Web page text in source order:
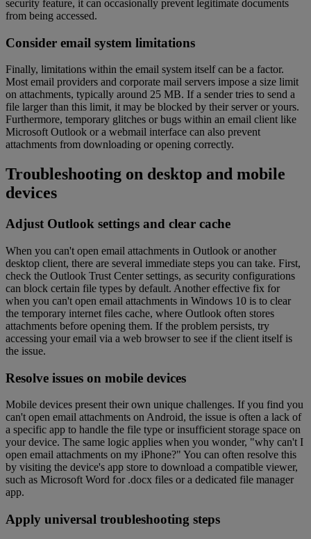
security feature, it can occasionally prevent legitimate documents
from being accessed.
Consider email system limitations
Finally, limitations within the email system itself can be a factor.
Most email providers and corporate mail servers impose a size limit
on attachments, typically around 25 MB. If a sender tries to send a
file larger than this limit, it may be blocked by their server or yours.
Furthermore, temporary glitches or bugs within an email client like
Microsoft Outlook or a webmail interface can also prevent
attachments from downloading or opening correctly.
Troubleshooting on desktop and mobile
devices
Adjust Outlook settings and clear cache
When you can't open email attachments in Outlook or another
desktop client, there are several immediate steps you can take. First,
check the Outlook Trust Center settings, as security configurations
can block certain file types by default. Another effective fix for
when you can't open email attachments in Windows 10 is to clear
the temporary internet files cache, where Outlook often stores
attachments before opening them. If the problem persists, try
accessing your email via a web browser to see if the client itself is
the issue.
Resolve issues on mobile devices
Mobile devices present their own unique challenges. If you find you
can't open email attachments on Android, the issue is often a lack of
a specific app to handle the file type or insufficient storage space on
your device. The same logic applies when you wonder, "why can't I
open email attachments on my iPhone?" You can often resolve this
by visiting the device's app store to download a compatible viewer,
such as Microsoft Word for .docx files or a dedicated file manager
app.
Apply universal troubleshooting steps